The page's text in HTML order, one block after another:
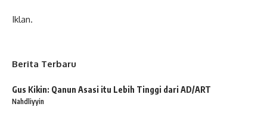
Iklan.
Berita Terbaru
Gus Kikin: Qanun Asasi itu Lebih Tinggi dari AD/ART
Nahdliyyin